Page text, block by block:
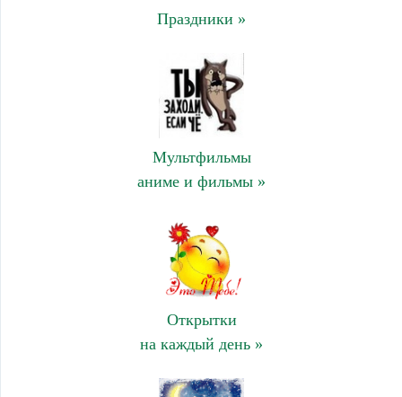
Праздники »
Мультфильмы
аниме и фильмы »
Открытки
на каждый день »